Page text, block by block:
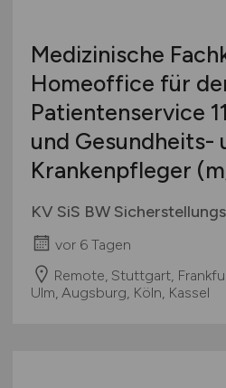
Medizinische
Homeoffice für
Patientenservice
und Gesundheits-
Krankenpfleger
KV SiS BW
vor 6 Tagen
Remote, Stuttgart,
Ulm, Augsburg, Köln, Kassel